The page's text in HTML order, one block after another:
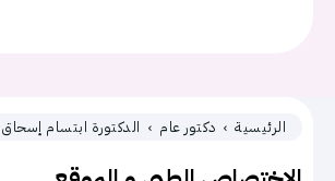
الرئيسية دكتور عام الدكتورة ابتسام إسحاق